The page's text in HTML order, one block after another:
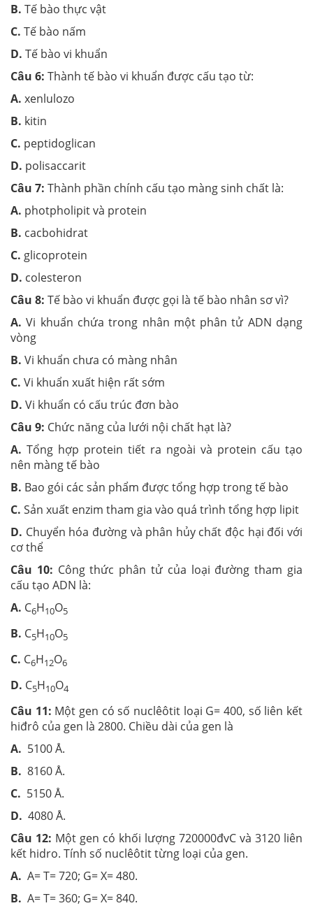
B. Tế bào thực vật
C. Tế bào nấm
D. Tế bào vi khuẩn
Câu 6: Thành tế bào vi khuẩn được cấu tạo từ:
A. xenlulozo
B. kitin
C. peptidoglican
D. polisaccarit
Câu 7: Thành phần chính cấu tạo màng sinh chất là:
A. photpholipit và protein
B. cacbohidrat
C. glicoprotein
D. colesteron
Câu 8: Tế bào vi khuẩn được gọi là tế bào nhân sơ vì?
A.Vi khuẩn chứa trong nhân một phân tử ADN dạng
vòng
B. Vi khuẩn chưa có màng nhân
C. Vi khuẩn xuất hiện rất sớm
D. Vi khuẩn có cấu trúc đơn bào
Câu 9: Chức năng của lưới nội chất hạt là?
A. Tổng hợp protein tiết ra ngoài và protein cấu tạo
nên màng tế bào
B. Bao gói các sản phẩm được tổng hợp trong tế bào
C. Sản xuất enzim tham gia vào quá trình tổng hợp lipit
D. Chuyển hóa đường và phân hủy chất độc hại đối với
cơ thể
Câu 10: Công thức phân tử của loại đường tham gia
cấu tạo ADN là:
A. C6H10O5
B. C5H10O5
C. C6H12O6
D. C5H10O4
Câu 11: Một gen có số nuclêôtit loại G= 400, số liên kết
hiđrô của gen là 2800. Chiều dài của gen là
A. 5100 Å.
B. 8160 Å.
C. 5150 Å.
D. 4080 Å.
Câu 12: Một gen có khối lượng 720000đvC và 3120 liên
kết hidro. Tính số nuclêôtit từng loại của gen.
A. A= T= 720; G= X= 480.
B. A= T= 360; G= X= 840.